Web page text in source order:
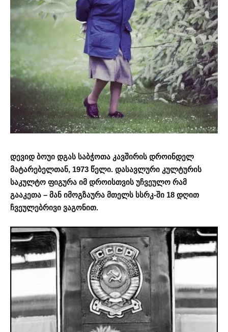
დევიდ ბოუი დგას საბჭოთა კავშირის დროინდელ
მატარებელთან, 1973 წელი. დასავლური კულტურის
საკულტო ფიგურა იმ დროისთვის უჩვეულო რამ
გააკეთა – მან იმოგზაურა მთელს სსრკ-ში 18 დღით
ჩვეულებრივი ვაგონით.